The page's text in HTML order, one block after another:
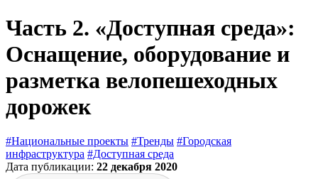
Часть 2. «Доступная среда»:
Оснащение, оборудование и
разметка велопешеходных
дорожек
#Национальные проекты #Тренды #Городская
инфраструктура #Доступная среда
Дата публикации: 22 декабря 2020